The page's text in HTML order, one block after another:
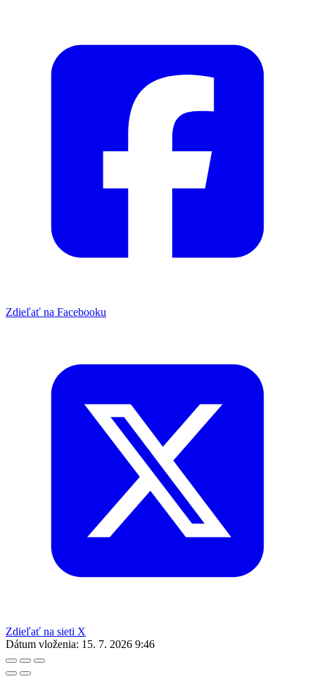
Zdieľať na Facebooku
Zdieľať na sieti X
Dátum vloženia: 15. 7. 2026 9:46